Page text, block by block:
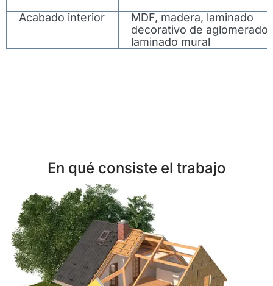
Acabado interior
MDF, madera, laminado
decorativo de aglomerado
laminado mural
En qué consiste el trabajo